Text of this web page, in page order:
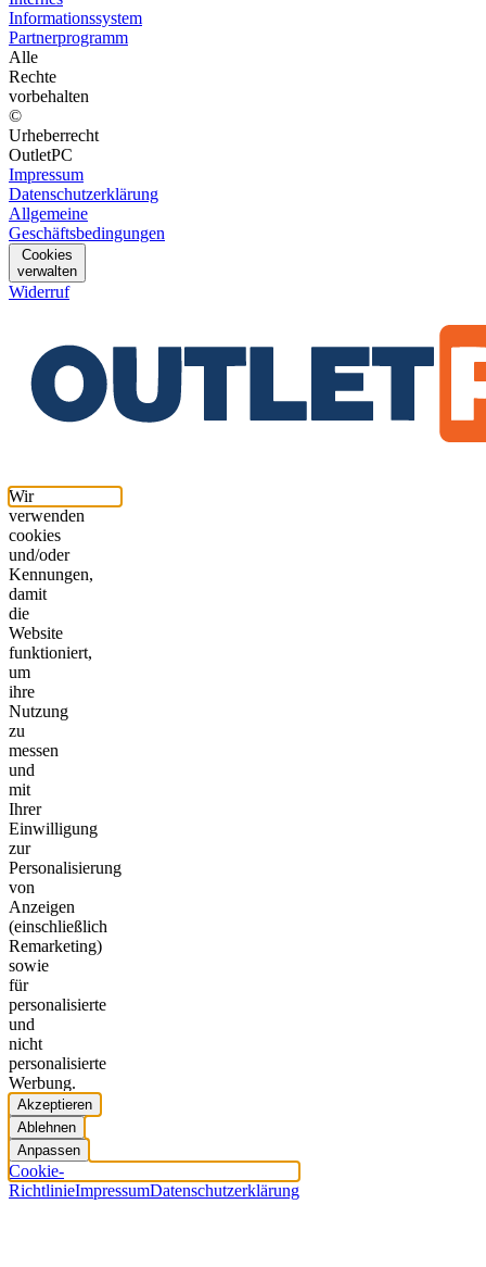
Informationssystem
Partnerprogramm
Alle
Rechte
vorbehalten
©
Urheberrecht
OutletPC
Impressum
Datenschutzerklärung
Allgemeine
Geschäftsbedingungen
Cookies
verwalten
Widerruf
Wir
verwenden
cookies
und/oder
Kennungen,
damit
die
Website
funktioniert,
um
ihre
Nutzung
zu
messen
und
mit
Ihrer
Einwilligung
zur
Personalisierung
von
Anzeigen
(einschließlich
Remarketing)
sowie
für
personalisierte
und
nicht
personalisierte
Werbung.
Akzeptieren
Ablehnen
Anpassen
Cookie-
RichtlinieImpressumDatenschutzerklärung